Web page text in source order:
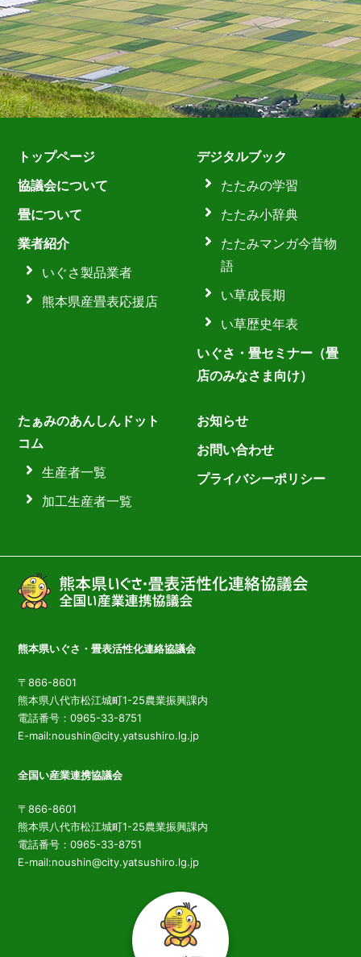
トップページ
協議会について
畳について
業者紹介
いぐさ製品業者
熊本県産畳表応援店
デジタルブック
たたみの学習
たたみ小辞典
たたみマンガ今昔物
語
い草成長期
い草歴史年表
いぐさ・畳セミナー（畳
店のみなさま向け）
たぁみのあんしんドット
コム
生産者一覧
加工生産者一覧
お知らせ
お問い合わせ
プライバシーポリシー
熊本県いぐさ・畳表活性化連絡協議会
〒866-8601
熊本県八代市松江城町1-25農業振興課内
電話番号：0965-33-8751
E-mail:noushin@city.yatsushiro.lg.jp
全国い産業連携協議会
〒866-8601
熊本県八代市松江城町1-25農業振興課内
電話番号：0965-33-8751
E-mail:noushin@city.yatsushiro.lg.jp